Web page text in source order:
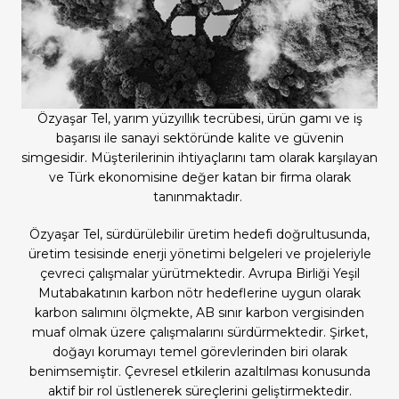
Özyaşar Tel, yarım yüzyıllık tecrübesi, ürün gamı ve iş
başarısı ile sanayi sektöründe kalite ve güvenin
simgesidir. Müşterilerinin ihtiyaçlarını tam olarak karşılayan
ve Türk ekonomisine değer katan bir firma olarak
tanınmaktadır.
Özyaşar Tel, sürdürülebilir üretim hedefi doğrultusunda,
üretim tesisinde enerji yönetimi belgeleri ve projeleriyle
çevreci çalışmalar yürütmektedir. Avrupa Birliği Yeşil
Mutabakatının karbon nötr hedeflerine uygun olarak
karbon salımını ölçmekte, AB sınır karbon vergisinden
muaf olmak üzere çalışmalarını sürdürmektedir. Şirket,
doğayı korumayı temel görevlerinden biri olarak
benimsemiştir. Çevresel etkilerin azaltılması konusunda
aktif bir rol üstlenerek süreçlerini geliştirmektedir.